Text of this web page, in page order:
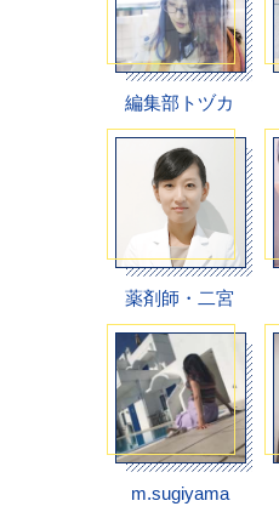
編集部トヅカ
薬剤師・二宮
m.sugiyama